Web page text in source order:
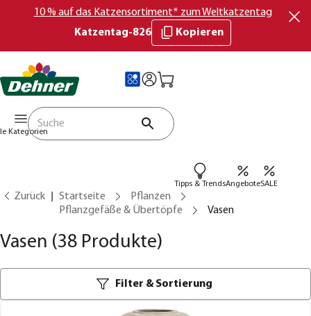
10 % auf das Katzensortiment* zum Weltkatzentag
Katzentag-826
Kopieren
Kategorien
Tipps & TrendsAngeboteSALE
Zurück Startseite
Pflanzen
Pflanzgefäße & Übertöpfe
Vasen
Vasen (38 Produkte)
Filter & Sortierung